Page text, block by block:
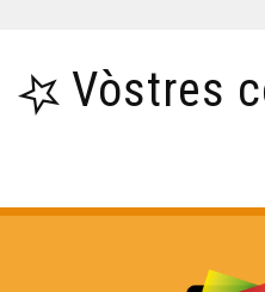
L'Amassada -
Vòstres